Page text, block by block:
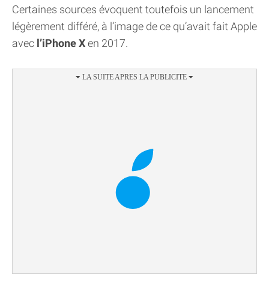
Certaines sources évoquent toutefois un lancement
légèrement différé, à l’image de ce qu’avait fait Apple
avec l’iPhone Xen 2017.